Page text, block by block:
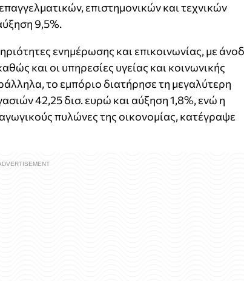
επιστημονικών και τεχνικών
9,5%.
ενημέρωσης και επικοινωνίας, με
και οι υπηρεσίες υγείας και κοινωνικής
το εμπόριο διατήρησε τη μεγαλύτερη
42,25 δισ. ευρώ και αύξηση 1,8%, ενώ η
πυλώνες της οικονομίας, κατέγραψε